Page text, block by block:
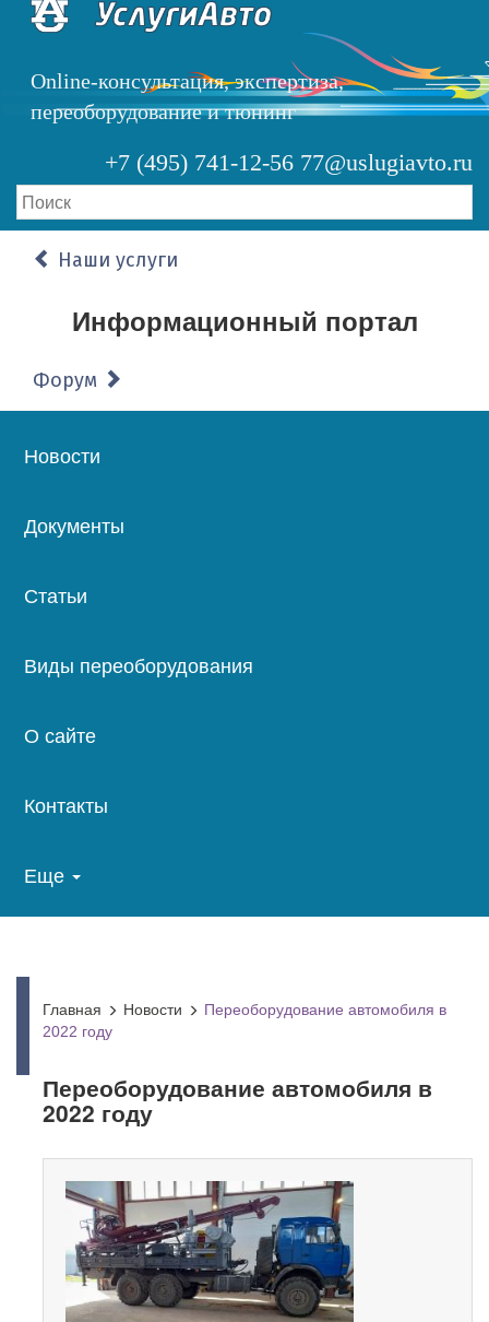
Перейти
содержанию
Online-консультация, экспертиза,
переоборудование и тюнинг
+7 (495) 741-12-56 77@uslugiavto.ru
Наши услуги
Информационный портал
Форум
Основная
Новости
Документы
Статьи
Виды переоборудования
О сайте
Контакты
Еще
Главная Новости
Переоборудование автомобиля в
2022 году
Переоборудование автомобиля в
2022 году